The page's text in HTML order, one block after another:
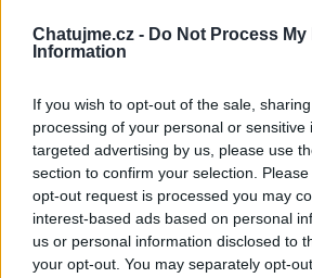
Chatujme.cz - Do Not Process My
Information
If you wish to opt-out of the sale,
processing of your personal or sensitive
targeted advertising by us, please use
section to confirm your selection.
opt-out request is processed you may
interest-based ads based on personal
us or personal information disclosed to
your opt-out. You may separately opt-
Neověřeno
0 uživatelům